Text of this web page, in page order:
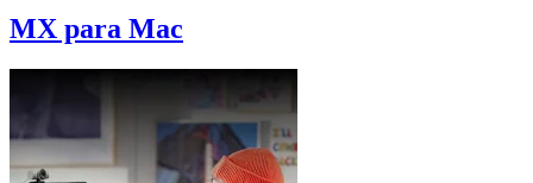
MX para Mac